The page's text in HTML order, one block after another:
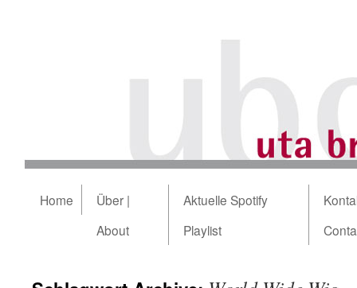
Home
Über |
About
Aktuelle Spotify
Playlist